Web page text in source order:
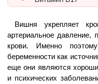
Вишня укрепляет
артериальное давление,
крови. Именно
беременности как
еще они являются
и психических